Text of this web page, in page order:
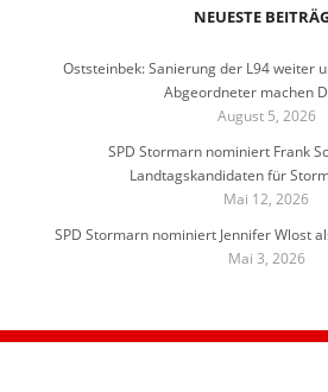
NEUESTE
Oststeinbek: Sanierung der L94 weiter
Abgeordneter machen
August 5, 2026
SPD Stormarn nominiert Frank
Landtagskandidaten für
Mai 12, 2026
SPD Stormarn nominiert Jennifer Wlost
Mai 3, 2026